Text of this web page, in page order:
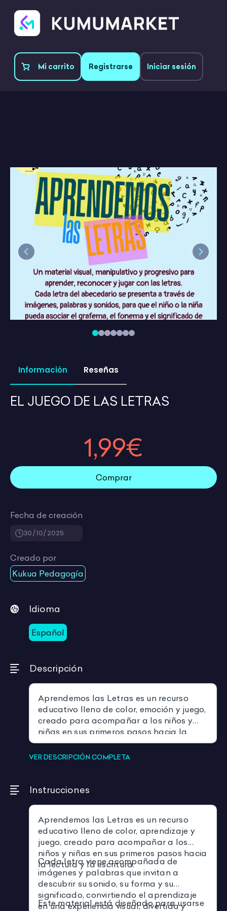
Mi carrito Registrarse Iniciar sesión
Previous Next
Información Reseñas
EL JUEGO DE LAS LETRAS
Fecha de creación
30/10/2025
Creado por
Kukua Pedagogía
Idioma
Español
Descripción
Aprendemos las Letras es un recurso
educativo lleno de color, emoción y juego,
creado para acompañar a los niños y
niñas en sus primeros pasos hacia la
lectura y la escritura.
VER DESCRIPCIÓN COMPLETA
Instrucciones
Aprendemos las Letras es un recurso
educativo lleno de color, aprendizaje y
juego, creado para acompañar a los
niños y niñas en sus primeros pasos hacia
la lectura y la escritura.
Cada letra viene acompañada de
imágenes y palabras que invitan a
descubrir su sonido, su forma y su
significado, convirtiendo el aprendizaje
en una experiencia visual, divertida y
Este material está diseñado para usarse
1,99€
Comprar